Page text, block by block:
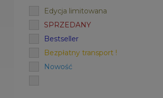
Edycja limitowana
SPRZEDANY
Bestseller
Bezpłatny transport !
Nowość